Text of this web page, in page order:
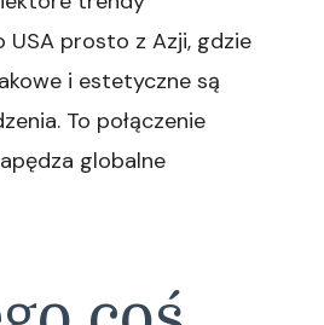
USA prosto z Azji, gdzie
i estetyczne są
To połączenie
globalne